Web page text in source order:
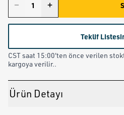
Teklif
CST saat 15:00'ten önce verilen
kargoya verilir..
Ürün Detayı